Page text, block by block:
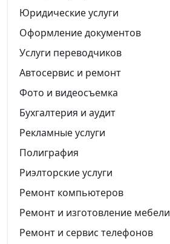
Юридические услуги
Оформление документов
Услуги переводчиков
Автосервис и ремонт
Фото и видеосъемка
Бухгалтерия и аудит
Рекламные услуги
Полиграфия
Риэлторские услуги
Ремонт компьютеров
Ремонт и изготовление мебели
Ремонт и сервис телефонов